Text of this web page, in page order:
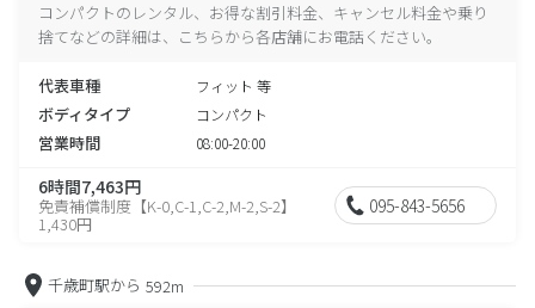
コンパクトのレンタル、お得な割引料金、キャンセル料金や乗り
捨てなどの詳細は、こちらから各店舗にお電話ください。
代表車種 フィット 等
ボディタイプ コンパクト
営業時間 08:00-20:00
6時間7,463円
免責補償制度【K-0,C-1,C-2,M-2,S-2】
1,430円
095-843-5656
千歳町駅から 592m